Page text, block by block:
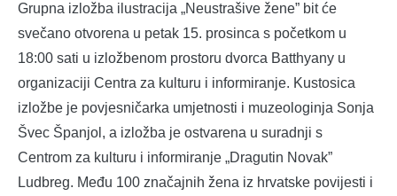
Grupna izložba ilustracija „Neustrašive žene” bit će
svečano otvorena u petak 15. prosinca s početkom u
18:00 sati u izložbenom prostoru dvorca Batthyany u
organizaciji Centra za kulturu i informiranje. Kustosica
izložbe je povjesničarka umjetnosti i muzeologinja Sonja
Švec Španjol, a izložba je ostvarena u suradnji s
Centrom za kulturu i informiranje „Dragutin Novak”
Ludbreg. Među 100 značajnih žena iz hrvatske povijesti i